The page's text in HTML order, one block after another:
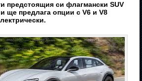
предстоящия си флагмански SUV
ще предлага опции с V6 и V8